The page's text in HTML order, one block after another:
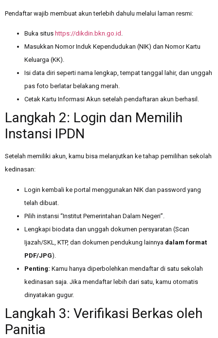
Pendaftar wajib membuat akun terlebih dahulu melalui laman resmi:
Buka situs https://dikdin.bkn.go.id .
Masukkan Nomor Induk Kependudukan (NIK) dan Nomor Kartu
Keluarga (KK).
Isi data diri seperti nama lengkap, tempat tanggal lahir, dan unggah
pas foto berlatar belakang merah.
Cetak Kartu Informasi Akun setelah pendaftaran akun berhasil.
Langkah 2: Login dan Memilih
Instansi IPDN
Setelah memiliki akun, kamu bisa melanjutkan ke tahap pemilihan sekolah
kedinasan:
Login kembali ke portal menggunakan NIK dan password yang
telah dibuat.
Pilih instansi “Institut Pemerintahan Dalam Negeri”.
Lengkapi biodata dan unggah dokumen persyaratan (Scan
Ijazah/SKL, KTP, dan dokumen pendukung lainnya dalam format
PDF/JPG).
Penting: Kamu hanya diperbolehkan mendaftar di satu sekolah
kedinasan saja. Jika mendaftar lebih dari satu, kamu otomatis
dinyatakan gugur.
Langkah 3: Verifikasi Berkas oleh
Panitia